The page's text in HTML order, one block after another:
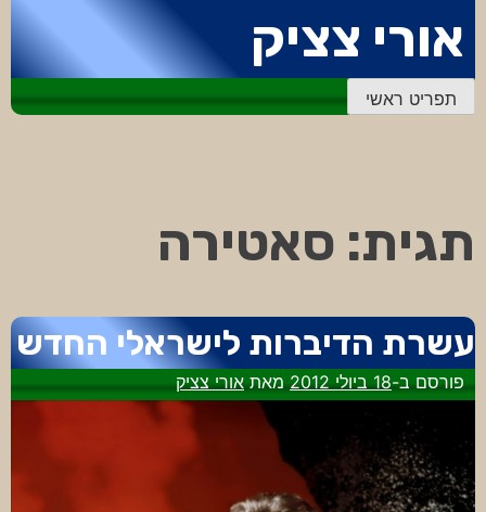
לתוכן
אורי צציק
תפריט ראשי
תגית: סאטירה
עשרת הדיברות לישראלי החדש
פורסם ב-18 ביולי 2012 מאתאורי צציק